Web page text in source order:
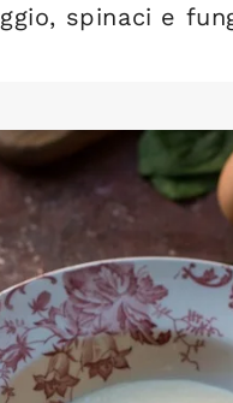
spinaci e